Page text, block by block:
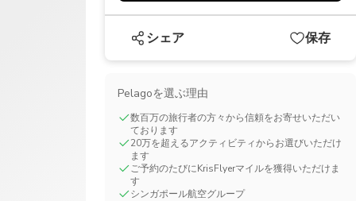
シェア 保存
Pelagoを選ぶ理由
数百万の旅行者の方々から信頼をお寄せいただい
ております
20万を超えるアクティビティからお選びいただけ
ます
ご予約のたびにKrisFlyerマイルを獲得いただけま
す
シンガポール航空グループ